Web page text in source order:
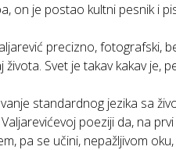
on je postao kultni pesnik i
precizno, fotografski,
Svet je takav kakav je,
standardnog jezika sa
poeziji da, na
pa se učini, nepažljivom